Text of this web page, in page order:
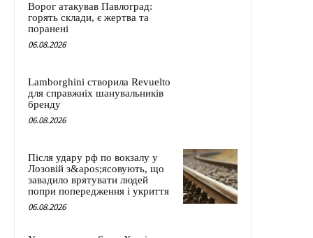
Ворог атакував Павлоград:
горять склади, є жертва та
поранені
06.08.2026
Lamborghini створила Revuelto
для справжніх шанувальників
бренду
06.08.2026
Після удару рф по вокзалу у
Лозовій з&apos;ясовують, що
завадило врятувати людей
попри попередження і укриття
06.08.2026